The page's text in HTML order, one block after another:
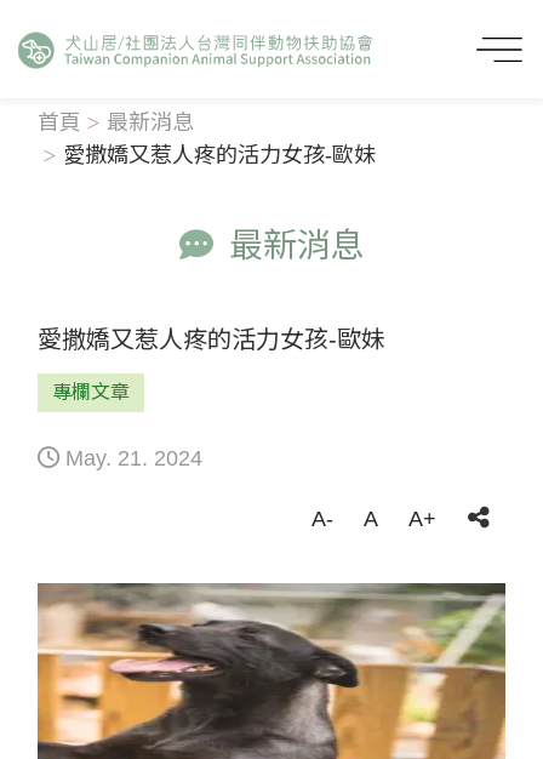
首頁
最新消息
愛撒嬌又惹人疼的活力女孩-歐妹
最新消息
愛撒嬌又惹人疼的活力女孩-歐妹
專欄文章
May. 21. 2024
A- A A+